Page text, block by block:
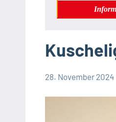
28. November 2024